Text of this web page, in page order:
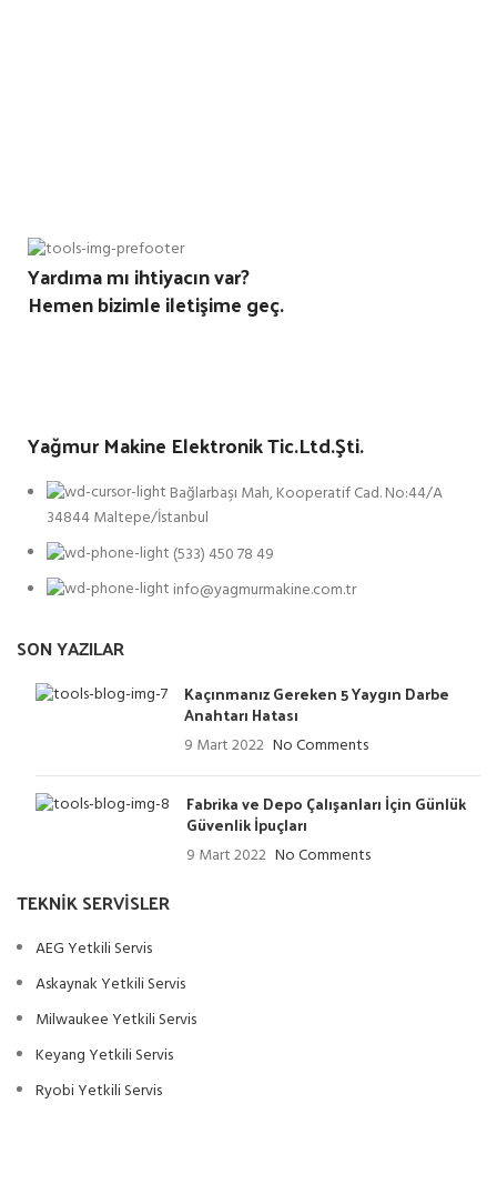
Yardıma mı ihtiyacın var?
Hemen bizimle iletişime geç.
Yağmur Makine Elektronik Tic.Ltd.Şti.
Bağlarbaşı Mah, Kooperatif Cad. No:44/A
34844 Maltepe/İstanbul
(533) 450 78 49
info@yagmurmakine.com.tr
SON YAZILAR
Kaçınmanız Gereken 5 Yaygın Darbe
Anahtarı Hatası
9 Mart 2022 No Comments
Fabrika ve Depo Çalışanları İçin Günlük
Güvenlik İpuçları
9 Mart 2022 No Comments
TEKNIK SERVISLER
AEG Yetkili Servis
Askaynak Yetkili Servis
Milwaukee Yetkili Servis
Keyang Yetkili Servis
Ryobi Yetkili Servis